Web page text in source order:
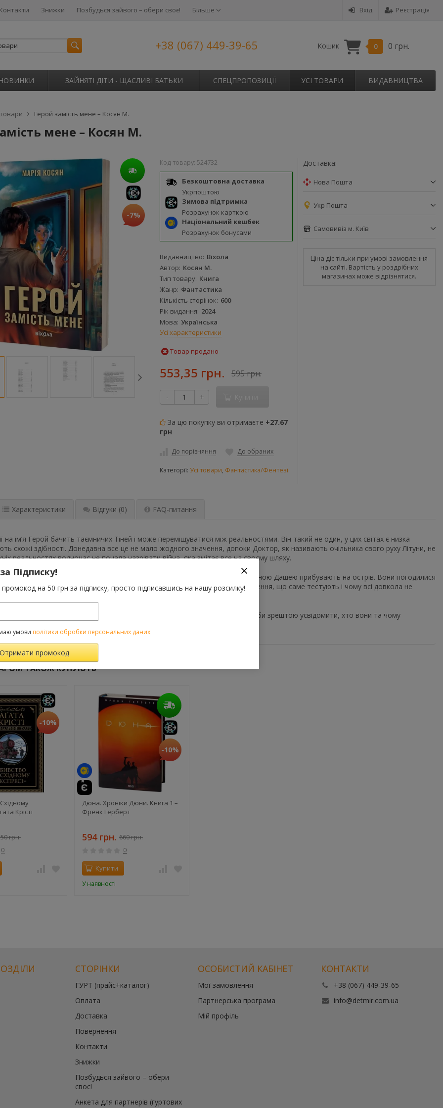
Вхід Реєстрація
Контакти Знижки Позбудься зайвого – обери своє! Більше
+38 (067) 449-39-65 Кошик 0 0 грн.
НОВИНКИ ЗАЙНЯТІ ДІТИ - ЩАСЛИВІ БАТЬКИ СПЕЦПРОПОЗИЦІЇ УСІ ТОВАРИ ВИДАВНИЦТВА
товари Герой замість мене – Косян М.
мене – Косян М.
-7%
Код товару: 524732
Безкоштовна доставка
Укрпоштою
Зимова підтримка
Розрахунок карткою
Національний кешбек
Розрахунок бонусами
Видавництво Віхола
Автор Косян М.
Тип товару Книга
Жанр Фантастика
Кількість сторінок 600
Рік видання 2024
Мова Українська
Усі характеристики
Товар продано
553,35 грн. 595 грн.
- +
За цю покупку ви отримаєте +27.67
грн
До порівняння До обраних
Категорії: Усі товари, Фантастика/Фентезі
Доставка:
Нова Пошта
Укр Пошта
Самовивіз м. Київ
Ціна діє тільки при умові замовлення
на сайті. Вартість у роздрібних
магазинах може відрізнятися.
Характеристики Відгуки (0) FAQ-питання
на ім’я Герой бачить таємничих Тіней і може переміщуватися між реальностями. Він такий не один, у цих світах є низка
схожі здібності. Донедавна все це не мало жодного значення, допоки Доктор, як називають очільника свого руху Літуни, не
реальностях водночас не почала назрівати війна, яка змітає все на своєму шляху.
в іншому куточку всесвіту, в Україні 2041 року, Ігор разом зі своєю дівчиною Дашею прибувають на острів. Вони погодилися
на основі штучного інтелекту, хоча насправді не мають жодного уявлення, що саме тестують і чому всі довкола не
про власне минуле.
історія за історією герої знаходять одне одного та інші реальності, аби зрештою усвідомити, хто вони та чому
тут.
ТАКОЖ КУПУЮТЬ
-10%
Крісті
грн.
0
-10%
Дюна. Хроніки Дюни. Книга 1 –
Френк Герберт
594 грн. 660 грн.
0
Купити
У наявності
СТОРІНКИ
ГУРТ (прайс+каталог)
Оплата
Доставка
Повернення
Контакти
Знижки
Позбудься зайвого – обери
своє!
Анкета для партнерів (гуртових
ОСОБИСТИЙ КАБІНЕТ
Мої замовлення
Партнерська програма
Мій профіль
КОНТАКТИ
+38 (067) 449-39-65
info@detmir.com.ua
Підписку!
на 50 грн за підписку, просто підписавшись на нашу розсилку!
умови політики обробки персональних даних